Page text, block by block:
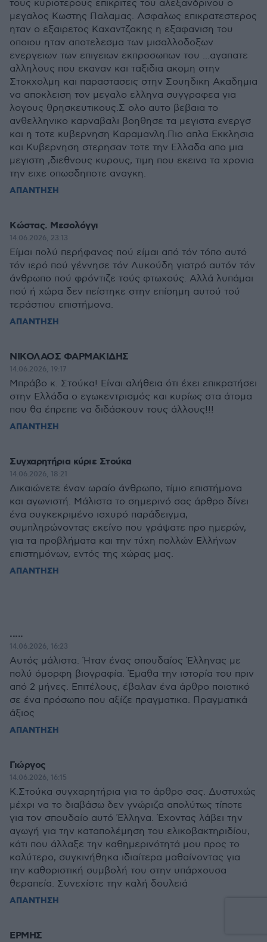
τους κυριοτερους επικριτες του αλεξανδρινου ο
μεγαλος Κωστης Παλαμας. Ασφαλως επικρατεστερος
ηταν ο εξαιρετος Καχαντζακης η εξαφανιση του
οποιου ηταν αποτελεσμα των μισαλλοδοξων
ενεργειων των επιγειων εκπροσωπων του ...αγαπατε
αλληλους που εκαναν και ταξιδια ακομη στην
Στοκχολμη και παραστασεις στην Σουηδικη Ακαδημια
να αποκλειση τον μεγαλο ελληνα συγγραφεα για
λογους θρησκευτικους.Σ ολο αυτο βεβαια το
ανθελληνικο καρναβαλι βοηθησε τα μεγιστα ενεργσ
και η τοτε κυβερνηση Καραμανλη.Πιο απλα Εκκλησια
και Κυβερνηση στερησαν τοτε την Ελλαδα απο μια
μεγιστη ,διεθνους κυρους, τιμη που εκεινα τα χρονια
την ειχε οπωσδηποτε αναγκη.
ΑΠΑΝΤΗΣΗ
Κώστας. Μεσολόγγι
14.06.2026, 23:13
Είμαι πολύ περήφανος πού είμαι από τόν τόπο αυτό
τόν ιερό πού γέννησε τόν Λυκούδη γιατρό αυτόν τόν
άνθρωπο πού φρόντιζε τούς φτωχούς. Αλλά λυπάμαι
πού ή χώρα δεν πείστηκε στην επίσημη αυτού τού
τεράστιου επιστήμονα.
ΑΠΑΝΤΗΣΗ
ΝΙΚΟΛΑΟΣ ΦΑΡΜΑΚΙΔΗΣ
14.06.2026, 19:17
Μπράβο κ. Στούκα! Είναι αλήθεια ότι έχει επικρατήσει
στην Ελλάδα ο εγωκεντρισμός και κυρίως στα άτομα
που θα έπρεπε να διδάσκουν τους άλλους!!!
ΑΠΑΝΤΗΣΗ
Συγχαρητήρια κύριε Στούκα
14.06.2026, 18:21
Δικαιώνετε έναν ωραίο άνθρωπο, τίμιο επιστήμονα
και αγωνιστή. Μάλιστα το σημερινό σας άρθρο δίνει
ένα συγκεκριμένο ισχυρό παράδειγμα,
συμπληρώνοντας εκείνο που γράψατε προ ημερών,
για τα προβλήματα και την τύχη πολλών Ελλήνων
επιστημόνων, εντός της χώρας μας.
ΑΠΑΝΤΗΣΗ
.....
14.06.2026, 16:23
Αυτός μάλιστα. Ήταν ένας σπουδαίος Έλληνας με
πολύ όμορφη βιογραφία. Έμαθα την ιστορία του πριν
από 2 μήνες. Επιτέλους, έβαλαν ένα άρθρο ποιοτικό
σε ένα πρόσωπο που αξίζε πραγματικα. Πραγματικά
άξιος
ΑΠΑΝΤΗΣΗ
Γιώργος
14.06.2026, 16:15
Κ.Στούκα συγχαρητήρια για το άρθρο σας. Δυστυχώς
μέχρι να το διαβάσω δεν γνώριζα απολύτως τίποτε
για τον σπουδαίο αυτό Έλληνα. Έχοντας λάβει την
αγωγή για την καταπολέμηση του ελικοβακτηριδίου,
κάτι που άλλαξε την καθημερινότητά μου προς το
καλύτερο, συγκινήθηκα ιδιαίτερα μαθαίνοντας για
την καθοριστική συμβολή του στην υπάρχουσα
θεραπεία. Συνεχίστε την καλή δουλειά
ΑΠΑΝΤΗΣΗ
ΕΡΜΗΣ